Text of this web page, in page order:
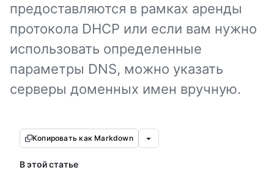
предоставляются в рамках аренды
протокола DHCP или если вам нужно
использовать определенные
параметры DNS, можно указать
серверы доменных имен вручную.
Копировать как Markdown
В этой статье